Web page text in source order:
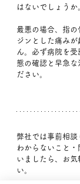
はないでしょうか
最悪の場合、指の
ジンとした痛み
ん。必ず病院を
態の確認と早急な
ださい。
弊社では事前相談
わからないこと
いましたら、お
い。